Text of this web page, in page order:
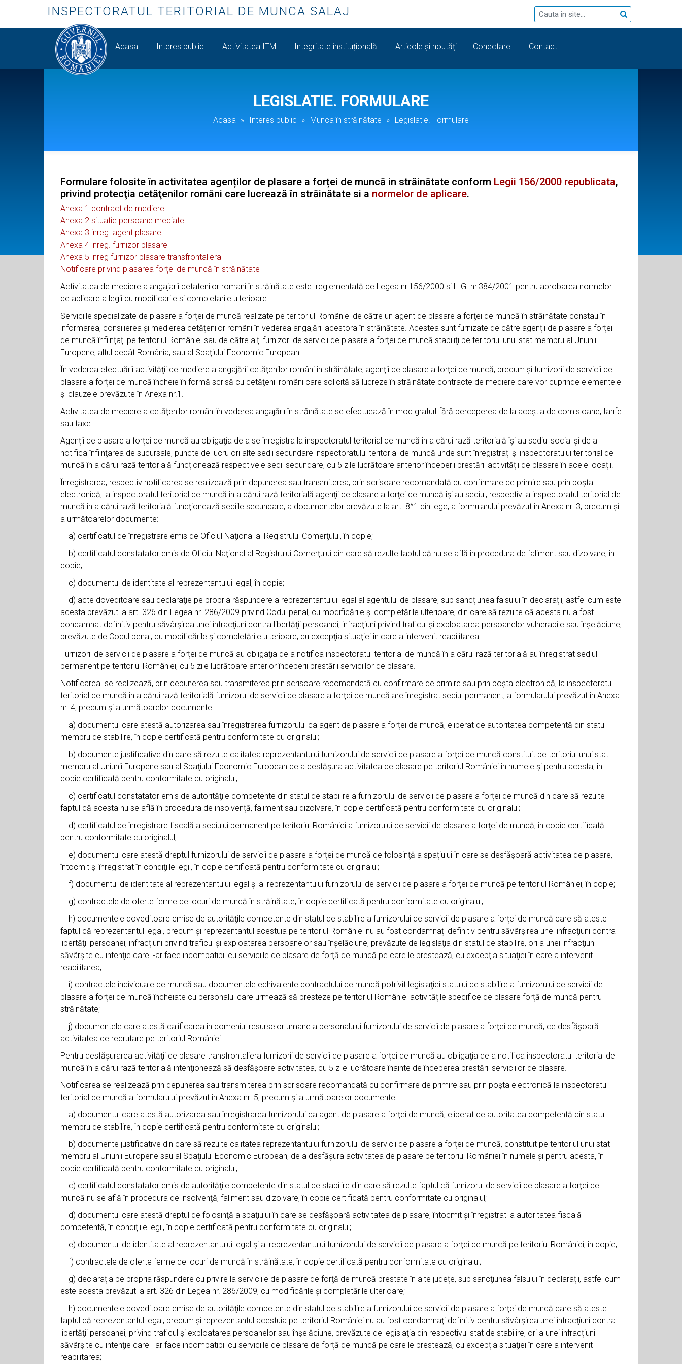
INSPECTORATUL TERITORIAL DE MUNCA SALAJ
Acasa Interes public Activitatea ITM Integritate instituțională Articole și noutăți Conectare Contact
LEGISLATIE. FORMULARE
Acasa » Interes public » Munca în străinătate » Legislatie. Formulare
Formulare folosite în activitatea agenților de plasare a forței de muncă in străinătate conform Legii 156/2000 republicata,
privind protecţia cetăţenilor români care lucrează în străinătate si a normelor de aplicare.
Anexa 1 contract de mediere
Anexa 2 situatie persoane mediate
Anexa 3 inreg. agent plasare
Anexa 4 inreg. furnizor plasare
Anexa 5 inreg furnizor plasare transfrontaliera
Notificare privind plasarea forței de muncă în străinătate
Activitatea de mediere a angajarii cetatenilor romani în străinătate este reglementată de Legea nr.156/2000 si H.G. nr.384/2001 pentru aprobarea normelor
de aplicare a legii cu modificarile si completarile ulterioare.
Serviciile specializate de plasare a forţei de muncă realizate pe teritoriul României de către un agent de plasare a forţei de muncă în străinătate constau în
informarea, consilierea şi medierea cetăţenilor români în vederea angajării acestora în străinătate. Acestea sunt furnizate de către agenţii de plasare a forţei
de muncă înfiinţaţi pe teritoriul României sau de către alţi furnizori de servicii de plasare a forţei de muncă stabiliţi pe teritoriul unui stat membru al Uniunii
Europene, altul decât România, sau al Spaţiului Economic European.
În vederea efectuării activităţii de mediere a angajării cetăţenilor români în străinătate, agenţii de plasare a forţei de muncă, precum şi furnizorii de servicii de
plasare a forţei de muncă încheie în formă scrisă cu cetăţenii români care solicită să lucreze în străinătate contracte de mediere care vor cuprinde elementele
şi clauzele prevăzute în Anexa nr.1.
Activitatea de mediere a cetăţenilor români în vederea angajării în străinătate se efectuează în mod gratuit fără perceperea de la aceştia de comisioane, tarife
sau taxe.
Agenţii de plasare a forţei de muncă au obligaţia de a se înregistra la inspectoratul teritorial de muncă în a cărui rază teritorială îşi au sediul social şi de a
notifica înfiinţarea de sucursale, puncte de lucru ori alte sedii secundare inspectoratului teritorial de muncă unde sunt înregistraţi şi inspectoratului teritorial de
muncă în a cărui rază teritorială funcţionează respectivele sedii secundare, cu 5 zile lucrătoare anterior începerii prestării activităţii de plasare în acele locaţii.
Înregistrarea, respectiv notificarea se realizează prin depunerea sau transmiterea, prin scrisoare recomandată cu confirmare de primire sau prin poşta
electronică, la inspectoratul teritorial de muncă în a cărui rază teritorială agenţii de plasare a forţei de muncă îşi au sediul, respectiv la inspectoratul teritorial de
muncă în a cărui rază teritorială funcţionează sediile secundare, a documentelor prevăzute la art. 8^1 din lege, a formularului prevăzut în Anexa nr. 3, precum şi
a următoarelor documente:
a) certificatul de înregistrare emis de Oficiul Naţional al Registrului Comerţului, în copie;
b) certificatul constatator emis de Oficiul Naţional al Registrului Comerţului din care să rezulte faptul că nu se află în procedura de faliment sau dizolvare, în
copie;
c) documentul de identitate al reprezentantului legal, în copie;
d) acte doveditoare sau declaraţie pe propria răspundere a reprezentantului legal al agentului de plasare, sub sancţiunea falsului în declaraţii, astfel cum este
acesta prevăzut la art. 326 din Legea nr. 286/2009 privind Codul penal, cu modificările şi completările ulterioare, din care să rezulte că acesta nu a fost
condamnat definitiv pentru săvârşirea unei infracţiuni contra libertăţii persoanei, infracţiuni privind traficul şi exploatarea persoanelor vulnerabile sau înşelăciune,
prevăzute de Codul penal, cu modificările şi completările ulterioare, cu excepţia situaţiei în care a intervenit reabilitarea.
Furnizorii de servicii de plasare a forţei de muncă au obligaţia de a notifica inspectoratul teritorial de muncă în a cărui rază teritorială au înregistrat sediul
permanent pe teritoriul României, cu 5 zile lucrătoare anterior începerii prestării serviciilor de plasare.
Notificarea se realizează, prin depunerea sau transmiterea prin scrisoare recomandată cu confirmare de primire sau prin poşta electronică, la inspectoratul
teritorial de muncă în a cărui rază teritorială furnizorul de servicii de plasare a forţei de muncă are înregistrat sediul permanent, a formularului prevăzut în Anexa
nr. 4, precum şi a următoarelor documente:
a) documentul care atestă autorizarea sau înregistrarea furnizorului ca agent de plasare a forţei de muncă, eliberat de autoritatea competentă din statul
membru de stabilire, în copie certificată pentru conformitate cu originalul;
b) documente justificative din care să rezulte calitatea reprezentantului furnizorului de servicii de plasare a forţei de muncă constituit pe teritoriul unui stat
membru al Uniunii Europene sau al Spaţiului Economic European de a desfăşura activitatea de plasare pe teritoriul României în numele şi pentru acesta, în
copie certificată pentru conformitate cu originalul;
c) certificatul constatator emis de autorităţile competente din statul de stabilire a furnizorului de servicii de plasare a forţei de muncă din care să rezulte
faptul că acesta nu se află în procedura de insolvenţă, faliment sau dizolvare, în copie certificată pentru conformitate cu originalul;
d) certificatul de înregistrare fiscală a sediului permanent pe teritoriul României a furnizorului de servicii de plasare a forţei de muncă, în copie certificată
pentru conformitate cu originalul;
e) documentul care atestă dreptul furnizorului de servicii de plasare a forţei de muncă de folosinţă a spaţiului în care se desfăşoară activitatea de plasare,
întocmit şi înregistrat în condiţiile legii, în copie certificată pentru conformitate cu originalul;
f) documentul de identitate al reprezentantului legal şi al reprezentantului furnizorului de servicii de plasare a forţei de muncă pe teritoriul României, în copie;
g) contractele de oferte ferme de locuri de muncă în străinătate, în copie certificată pentru conformitate cu originalul;
h) documentele doveditoare emise de autorităţile competente din statul de stabilire a furnizorului de servicii de plasare a forţei de muncă care să ateste
faptul că reprezentantul legal, precum şi reprezentantul acestuia pe teritoriul României nu au fost condamnaţi definitiv pentru săvârşirea unei infracţiuni contra
libertăţii persoanei, infracţiuni privind traficul şi exploatarea persoanelor sau înşelăciune, prevăzute de legislaţia din statul de stabilire, ori a unei infracţiuni
săvârşite cu intenţie care l-ar face incompatibil cu serviciile de plasare de forţă de muncă pe care le prestează, cu excepţia situaţiei în care a intervenit
reabilitarea;
i) contractele individuale de muncă sau documentele echivalente contractului de muncă potrivit legislaţiei statului de stabilire a furnizorului de servicii de
plasare a forţei de muncă încheiate cu personalul care urmează să presteze pe teritoriul României activităţile specifice de plasare forţă de muncă pentru
străinătate;
j) documentele care atestă calificarea în domeniul resurselor umane a personalului furnizorului de servicii de plasare a forţei de muncă, ce desfăşoară
activitatea de recrutare pe teritoriul României.
Pentru desfăşurarea activităţii de plasare transfrontaliera furnizorii de servicii de plasare a forţei de muncă au obligaţia de a notifica inspectoratul teritorial de
muncă în a cărui rază teritorială intenţionează să desfăşoare activitatea, cu 5 zile lucrătoare înainte de începerea prestării serviciilor de plasare.
Notificarea se realizează prin depunerea sau transmiterea prin scrisoare recomandată cu confirmare de primire sau prin poşta electronică la inspectoratul
teritorial de muncă a formularului prevăzut în Anexa nr. 5, precum şi a următoarelor documente:
a) documentul care atestă autorizarea sau înregistrarea furnizorului ca agent de plasare a forţei de muncă, eliberat de autoritatea competentă din statul
membru de stabilire, în copie certificată pentru conformitate cu originalul;
b) documente justificative din care să rezulte calitatea reprezentantului furnizorului de servicii de plasare a forţei de muncă, constituit pe teritoriul unui stat
membru al Uniunii Europene sau al Spaţiului Economic European, de a desfăşura activitatea de plasare pe teritoriul României în numele şi pentru acesta, în
copie certificată pentru conformitate cu originalul;
c) certificatul constatator emis de autorităţile competente din statul de stabilire din care să rezulte faptul că furnizorul de servicii de plasare a forţei de
muncă nu se află în procedura de insolvenţă, faliment sau dizolvare, în copie certificată pentru conformitate cu originalul;
d) documentul care atestă dreptul de folosinţă a spaţiului în care se desfăşoară activitatea de plasare, întocmit şi înregistrat la autoritatea fiscală
competentă, în condiţiile legii, în copie certificată pentru conformitate cu originalul;
e) documentul de identitate al reprezentantului legal şi al reprezentantului furnizorului de servicii de plasare a forţei de muncă pe teritoriul României, în copie;
f) contractele de oferte ferme de locuri de muncă în străinătate, în copie certificată pentru conformitate cu originalul;
g) declaraţia pe propria răspundere cu privire la serviciile de plasare de forţă de muncă prestate în alte judeţe, sub sancţiunea falsului în declaraţii, astfel cum
este acesta prevăzut la art. 326 din Legea nr. 286/2009, cu modificările şi completările ulterioare;
h) documentele doveditoare emise de autorităţile competente din statul de stabilire a furnizorului de servicii de plasare a forţei de muncă care să ateste
faptul că reprezentantul legal, precum şi reprezentantul acestuia pe teritoriul României nu au fost condamnaţi definitiv pentru săvârşirea unei infracţiuni contra
libertăţii persoanei, privind traficul şi exploatarea persoanelor sau înşelăciune, prevăzute de legislaţia din respectivul stat de stabilire, ori a unei infracţiuni
săvârşite cu intenţie care l-ar face incompatibil cu serviciile de plasare de forţă de muncă pe care le prestează, cu excepţia situaţiei în care a intervenit
reabilitarea;